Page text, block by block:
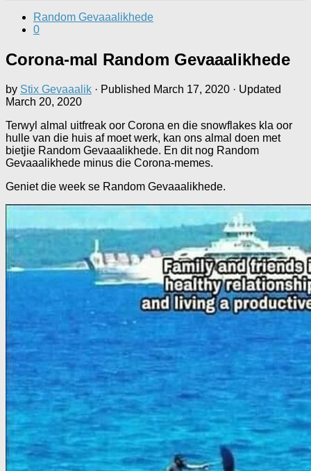
Random Gevaaalikhede
0
Corona-mal Random Gevaaalikhede
by Stix Gevaaalik · Published March 17, 2020 · Updated
March 20, 2020
Terwyl almal uitfreak oor Corona en die snowflakes kla oor
hulle van die huis af moet werk, kan ons almal doen met
bietjie Random Gevaaalikhede. En dit nog Random
Gevaaalikhede minus die Corona-memes.
Geniet die week se Random Gevaaalikhede.